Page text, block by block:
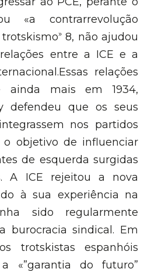
«a contrarrevolução
» 8, não ajudou
entre a ICE e a
relações
ainda mais em 1934,
defendeu que os seus
nos partidos
o objetivo de influenciar
de esquerda surgidas
A ICE rejeitou a nova
à sua experiência na
sido regularmente
burocracia sindical. Em
trotskistas espanhóis
«”garantia do futuro”